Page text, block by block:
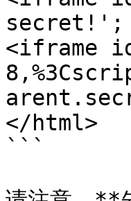
secret!';
<iframe
</html>
```